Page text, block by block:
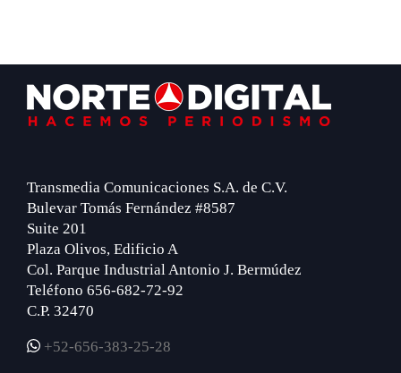
Footer
Transmedia Comunicaciones S.A. de C.V.
Bulevar Tomás Fernández #8587
Suite 201
Plaza Olivos, Edificio A
Col. Parque Industrial Antonio J. Bermúdez
Teléfono 656-682-72-92
C.P. 32470
+52-656-383-25-28